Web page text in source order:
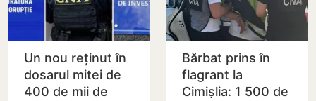
Un nou reținut în
dosarul mitei de
400 de mii de
Bărbat prins în
flagrant la
Cimișlia: 1 500 de